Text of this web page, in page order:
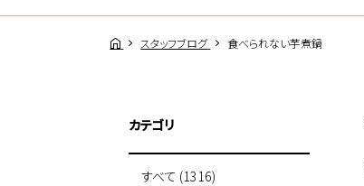
スタッフブログ 食べられない芋煮鍋
カテゴリ
すべて (1316)